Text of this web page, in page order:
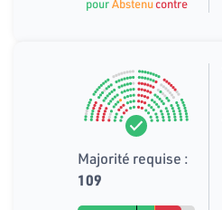
pour Abstenucontre
Majorité requise :
109